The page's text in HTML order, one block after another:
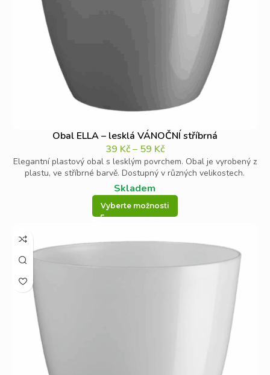
Obal ELLA – lesklá VÁNOČNÍ stříbrná
39 Kč– 59 Kč
Elegantní plastový obal s lesklým povrchem. Obal je vyrobený z
plastu, ve stříbrné barvě. Dostupný v různých velikostech.
Skladem
Vyberte možnosti